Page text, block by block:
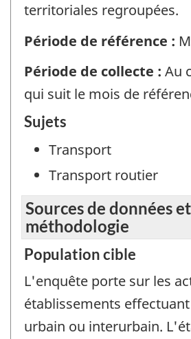
territoriales regroupées.
Période de référence :
Période de collecte : Au
qui suit le mois de
Sujets
Transport
Transport routier
Sources de données et
méthodologie
Population cible
L'enquête porte sur les
établissements
urbain ou interurbain.